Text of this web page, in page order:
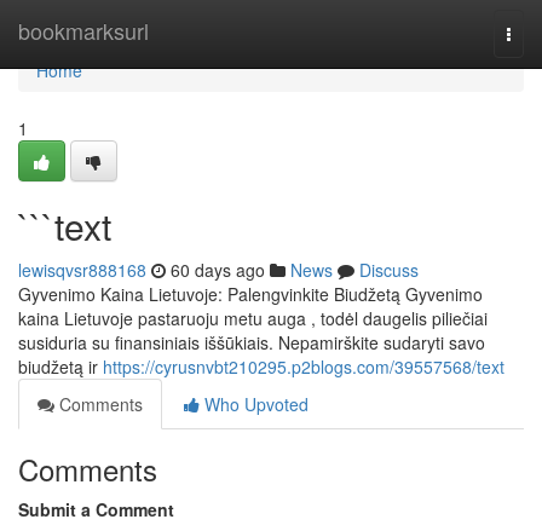
bookmarksurl
Home
Home
1
```text
lewisqvsr888168 60 days ago News
Discuss
Gyvenimo Kaina Lietuvoje: Palengvinkite Biudžetą Gyvenimo
kaina Lietuvoje pastaruoju metu auga , todėl daugelis piliečiai
susiduria su finansiniais iššūkiais. Nepamirškite sudaryti savo
biudžetą ir https://cyrusnvbt210295.p2blogs.com/39557568/text
Comments
Who Upvoted
Comments
Submit a Comment